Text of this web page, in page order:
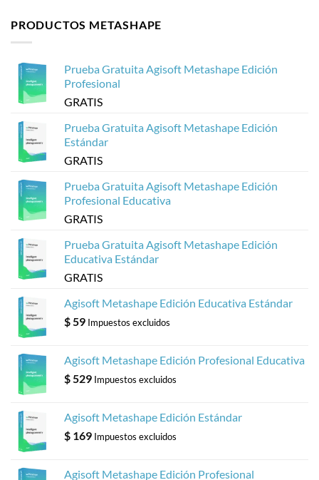
fotogrametría
sin
que
de
Agisoft
en
Cómo
Basados
Web
partir
Modelos
Metashape
PRODUCTOS METASHAPE
Prueba Gratuita Agisoft Metashape Edición
Profesional
GRATIS
Prueba Gratuita Agisoft Metashape Edición
Estándar
GRATIS
Prueba Gratuita Agisoft Metashape Edición
Profesional Educativa
GRATIS
Prueba Gratuita Agisoft Metashape Edición
Educativa Estándar
GRATIS
Agisoft Metashape Edición Educativa Estándar
$ 59 Impuestos excluidos
Agisoft Metashape Edición Profesional Educativa
$ 529 Impuestos excluidos
Agisoft Metashape Edición Estándar
$ 169 Impuestos excluidos
Agisoft Metashape Edición Profesional